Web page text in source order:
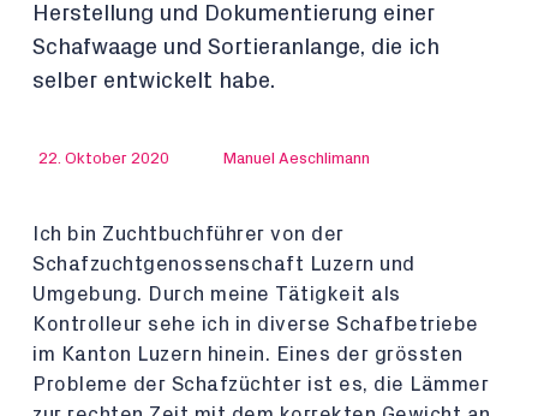
Herstellung und Dokumentierung einer
Schafwaage und Sortieranlange, die ich
selber entwickelt habe.
22. Oktober 2020 Manuel Aeschlimann
Ich bin Zuchtbuchführer von der
Schafzuchtgenossenschaft Luzern und
Umgebung. Durch meine Tätigkeit als
Kontrolleur sehe ich in diverse Schafbetriebe
im Kanton Luzern hinein. Eines der grössten
Probleme der Schafzüchter ist es, die Lämmer